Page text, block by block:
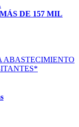
DE 157 MIL